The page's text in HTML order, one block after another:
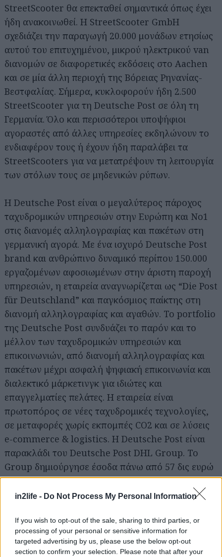
in2life - Do Not Process My Personal Information
If you wish to opt-out of the sale, sharing to third parties, or
processing of your personal or sensitive information for
targeted advertising by us, please use the below opt-out
section to confirm your selection. Please note that after your
StreetScooter θα επεκταθεί σημαντικά όπως έχει
ήδη ανακοινωθεί. Η StreetScooter GmbH
σχεδιάζει την παραγωγή 20.000 μονάδων ετησίως
αυτού του επιτυχημένου, μικρού ηλεκτρικού van
διανομών σε διαφορετικές εκδόσεις στο Aachen
και σε μία άλλη περιοχή της Βόρειας Ρηνανίας-
Βεστφαλίας. Σήμερα, κυκλοφορούν ήδη 2.500
StreetScooter για τη Deutsche Post σε όλη τη
Γερμανία. Όλο και περισσότεροι υποψήφιοι
αγοραστές από άλλες υπηρεσίες εκδηλώνουν το
ενδιαφέρον τους ή έχουν ήδη παραλάβει τα
StreetScooters για να μετατρέψουν τη λειτουργία
των στόλων τους σε μηδενικών ρύπων.
Η Deutsche Post είναι ο μεγαλύτερος πάροχος
ταχυδρομικών υπηρεσιών στην Ευρώπη και Νο1
στις διανομές αλληλογραφίας και πακέτων στη
γερμανική αγορά. Με ένα ισχυρό Deutsche Post
brand και ανθρώπινο δυναμικό περίπου 150.000
εργαζομένων αφοσιωμένων στην άριστη παροχή
υπηρεσιών, η εταιρεία αναγνωρίζεται ως “Die Post
für Deutschland” και παγκόσμιος παίκτης στη
διανομή αλληλογραφίας και αγαθών. Το portfolio
της Deutsche Post συνδυάζει το παρόν και το
μέλλον των ταχυδρομικών υπηρεσιών και
επικοινωνιών, από διανομή αλληλογραφίας και
πακέτων μέχρι ασφαλή ψηφιακή επικοινωνία και
διαλεκτικό μάρκετινγκ για ιδιώτες και
επαγγελματίες πελάτες. Η εταιρεία είναι
πρωτοπόρος σε νέες ταχυδρομικές τεχνολογίες,
σε μεταφορές χωρίς εκπομπές CO2 και σε λύσεις
e-commerce & logistics. Η Deutsche Post είναι
παρακλάδι του Deutsche Post DHL Group. Το
Group δημιούργησε έσοδα πάνω από 57 δις ευρώ
το 2016.
αυτοκινήτων με έδρα στην Κολωνία. Η εταιρεία
απασχολεί πάνω από 24.000 άτομα σε
εγκαταστάσεις της στην Κολωνία και στο
Αναζήτηση
για...